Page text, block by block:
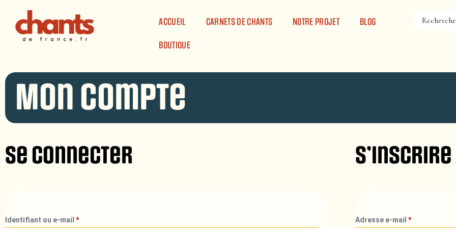
ACCUEIL
CARNETS DE CHANTS NOTRE PROJET BLOG
BOUTIQUE
Mon compte
Se connecter
Identifiant ou e-mail *
S’inscrire
Adresse e-mail*